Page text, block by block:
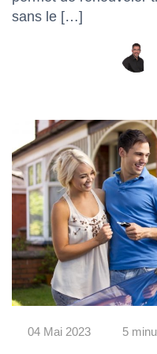
sans le […]
04 Mai 2023 5